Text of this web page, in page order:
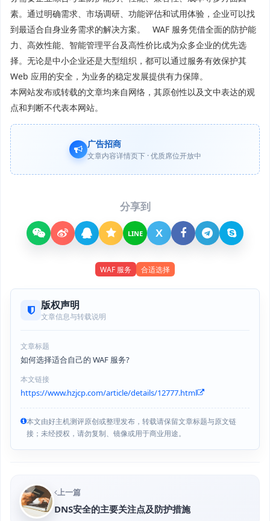
素。通过明确需求、市场调研、功能评估和试用体验，企业可以找
到最适合自身业务需求的解决方案。 WAF 服务凭借全面的防护能
力、高效性能、智能管理平台及高性价比成为众多企业的优先选
择。无论是中小企业还是大型组织，都可以通过服务有效保护其
Web 应用的安全，为业务的稳定发展提供有力保障。
本网站发布或转载的文章均来自网络，其原创性以及文中表达的观
点和判断不代表本网站。
广告招商
文章内容详情页下 · 优质席位开放中
分享到
LINE X
WAF 服务 合适选择
版权声明
文章信息与转载说明
文章标题
如何选择适合自己的 WAF 服务?
本文链接
https://www.hzjcp.com/article/details/12777.html
本文由好主机测评原创或整理发布，转载请保留文章标题与原文链
接；未经授权，请勿复制、镜像或用于商业用途。
上一篇
DNS安全的主要关注点及防护措施